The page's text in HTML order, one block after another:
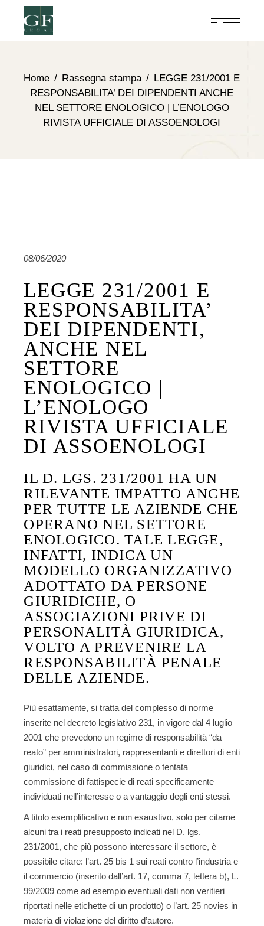
Home Rassegna stampa
LEGGE 231/2001 E
RESPONSABILITA’ DEI DIPENDENTI ANCHE
NEL SETTORE ENOLOGICO | L’ENOLOGO
RIVISTA UFFICIALE DI ASSOENOLOGI
08/06/2020
LEGGE 231/2001 E
RESPONSABILITA’
DEI DIPENDENTI,
ANCHE NEL
SETTORE
ENOLOGICO |
L’ENOLOGO
RIVISTA UFFICIALE
DI ASSOENOLOGI
IL D. LGS. 231/2001 HA UN
RILEVANTE IMPATTO ANCHE
PER TUTTE LE AZIENDE CHE
OPERANO NEL SETTORE
ENOLOGICO. TALE LEGGE,
INFATTI, INDICA UN
MODELLO ORGANIZZATIVO
ADOTTATO DA PERSONE
GIURIDICHE, O
ASSOCIAZIONI PRIVE DI
PERSONALITÀ GIURIDICA,
VOLTO A PREVENIRE LA
RESPONSABILITÀ PENALE
DELLE AZIENDE.
Più esattamente, si tratta del complesso di norme
inserite nel decreto legislativo 231, in vigore dal 4 luglio
2001 che prevedono un regime di responsabilità “da
reato” per amministratori, rappresentanti e direttori di enti
giuridici, nel caso di commissione o tentata
commissione di fattispecie di reati specificamente
individuati nell’interesse o a vantaggio degli enti stessi.
A titolo esemplificativo e non esaustivo, solo per citarne
alcuni tra i reati presupposto indicati nel D. lgs.
231/2001, che più possono interessare il settore, è
possibile citare: l’art. 25 bis 1 sui reati contro l’industria e
il commercio (inserito dall’art. 17, comma 7, lettera b), L.
99/2009 come ad esempio eventuali dati non veritieri
riportati nelle etichette di un prodotto) o l’art. 25 novies in
materia di violazione del diritto d’autore.